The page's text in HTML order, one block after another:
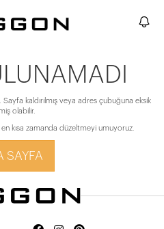
Sayfa kaldırılmış veya adres çubuğuna eksik
olabilir.
kısa zamanda düzeltmeyi umuyoruz.
SAYFA